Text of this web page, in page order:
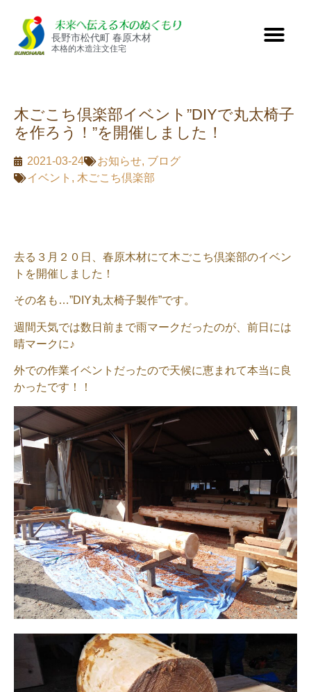
長野市松代町 春原木材
本格的木造注文住宅
木ごこち倶楽部イベント”DIYで丸太椅子
を作ろう！”を開催しました！
2021-03-24 お知らせ, ブログ
イベント , 木ごこち倶楽部
去る３月２０日、春原木材にて木ごこち倶楽部のイベン
トを開催しました！
その名も…”DIY丸太椅子製作”です。
週間天気では数日前まで雨マークだったのが、前日には
晴マークに♪
外での作業イベントだったので天候に恵まれて本当に良
かったです！！